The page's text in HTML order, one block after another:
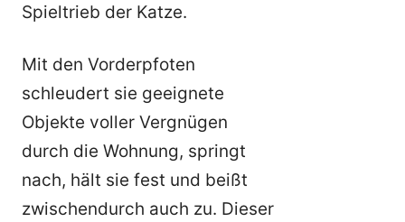
Spieltrieb der Katze.
Mit den Vorderpfoten
schleudert sie geeignete
Objekte voller Vergnügen
durch die Wohnung, springt
nach, hält sie fest und beißt
zwischendurch auch zu. Dieser